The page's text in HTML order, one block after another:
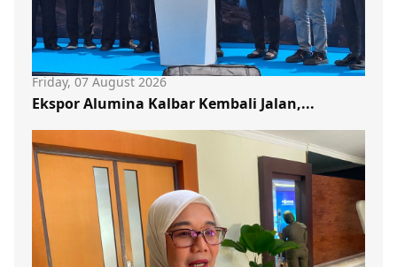
Friday, 07 August 2026
Ekspor Alumina Kalbar Kembali Jalan,...